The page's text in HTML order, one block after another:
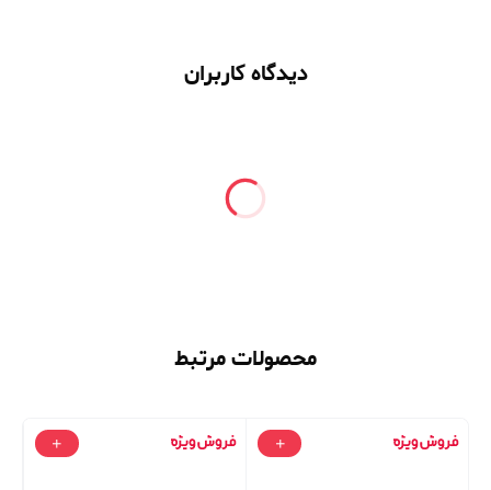
دیدگاه کاربران
محصولات مرتبط